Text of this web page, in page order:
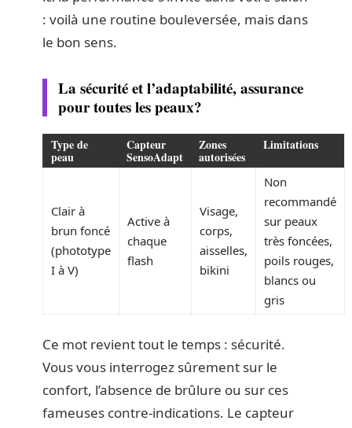
: voilà une routine bouleversée, mais dans
le bon sens.
La sécurité et l’adaptabilité, assurance
pour toutes les peaux?
Type de
peau
Capteur
SensoAdapt
Zones
autorisées
Limitations
Clair à
brun foncé
(phototype
I à V)
Active à
chaque
flash
Visage,
corps,
aisselles,
bikini
Non
recommandé
sur peaux
très foncées,
poils rouges,
blancs ou
gris
Ce mot revient tout le temps : sécurité.
Vous vous interrogez sûrement sur le
confort, l’absence de brûlure ou sur ces
fameuses contre-indications. Le capteur